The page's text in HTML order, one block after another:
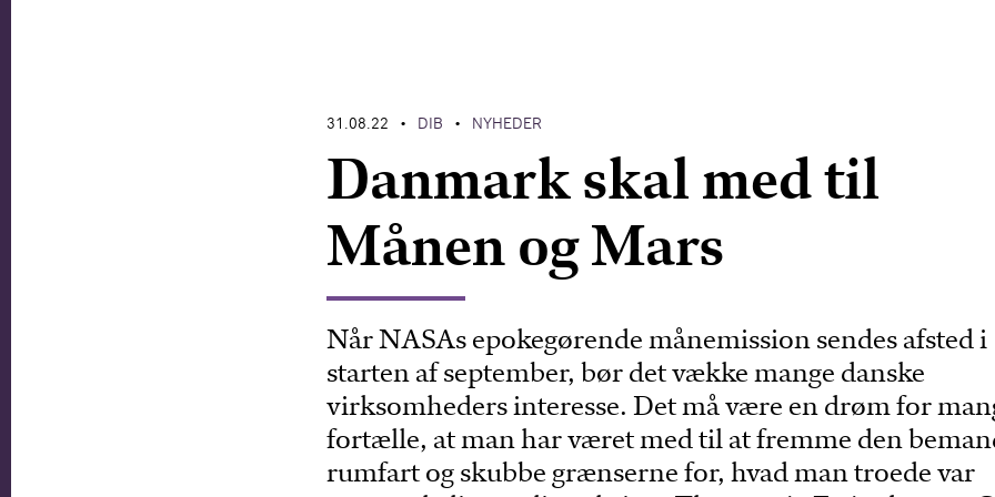
31.08.22 • DIB • NYHEDER
Danmark skal med til
Månen og Mars
Når NASAs epokegørende månemission sendes afsted i
starten af september, bør det vække mange danske
virksomheders interesse. Det må være en drøm for
fortælle, at man har været med til at fremme den
rumfart og skubbe grænserne for, hvad man troede var